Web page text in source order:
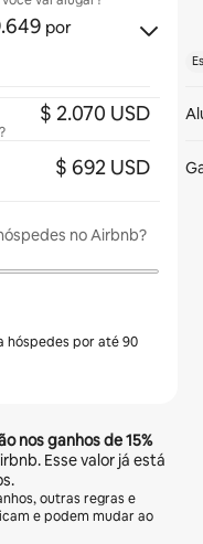
por
no Airbnb?
hóspedes por até 90
nos ganhos de15%
Esse valor já está
outras regras e
e podem mudar ao
$ 2.070 USD
$ 692 USD